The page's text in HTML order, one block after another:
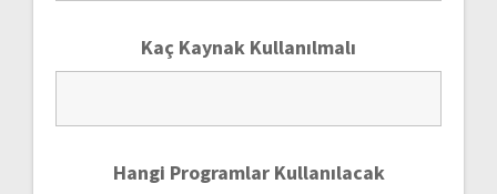
Kaç Kaynak Kullanılmalı
Hangi Programlar Kullanılacak